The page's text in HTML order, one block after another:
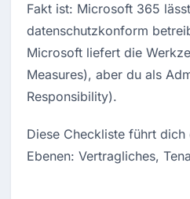
Fakt ist: Microsoft 365
datenschutzkonform
Microsoft liefert die
Measures), aber du als
Responsibility).
Diese Checkliste führt
Ebenen: Vertragliches,